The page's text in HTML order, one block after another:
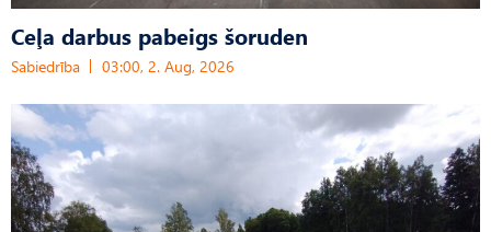
Ceļa darbus pabeigs šoruden
Sabiedrība 03:00, 2. Aug, 2026